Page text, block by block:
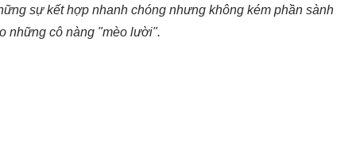
sự kết hợp nhanh chóng nhưng không kém phần sành
những cô nàng "mèo lười".